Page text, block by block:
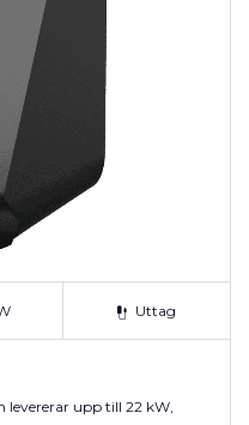
Uttag
levererar upp till 22 kW,